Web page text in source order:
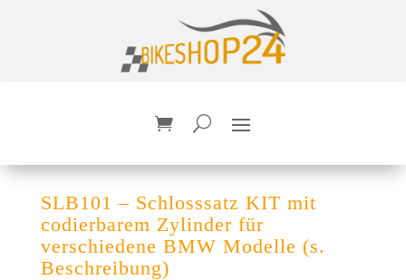
SLB101 – Schlosssatz KIT mit
codierbarem Zylinder für
verschiedene BMW Modelle (s.
Beschreibung)